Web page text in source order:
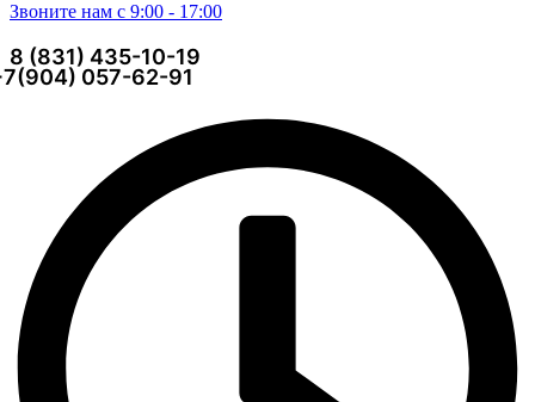
Звоните нам с 9:00 - 17:00
8 (831) 435-10-19
057-62-91